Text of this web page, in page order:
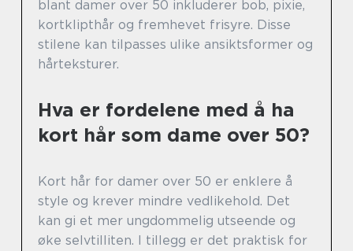
blant damer over 50 inkluderer bob, pixie,
kortklipthår og fremhevet frisyre. Disse
stilene kan tilpasses ulike ansiktsformer og
hårteksturer.
Hva er fordelene med å ha
kort hår som dame over 50?
Kort hår for damer over 50 er enklere å
style og krever mindre vedlikehold. Det
kan gi et mer ungdommelig utseende og
øke selvtilliten. I tillegg er det praktisk for